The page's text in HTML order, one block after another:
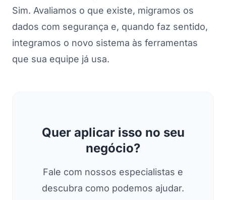
Sim. Avaliamos o que existe, migramos os
dados com segurança e, quando faz sentido,
integramos o novo sistema às ferramentas
que sua equipe já usa.
Quer aplicar isso no seu
negócio?
Fale com nossos especialistas e
descubra como podemos ajudar.